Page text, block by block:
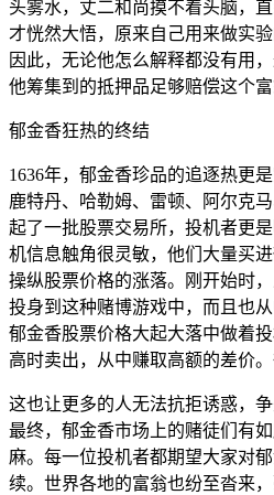
头雾水，丈二和尚摸不着头脑，
才恍然大悟，原来自己用来做实
因此，无论他怎么解释都没有用
他筹集到的抵押品足够赔偿这个
郁金香狂热的终结
1636年，郁金香珍品的追逐热更
鹿特丹、哈勒姆、雷顿、阿尔克
起了一批股票交易所，投机者更
机信息触角很灵敏，他们大量买
操纵股票价格的涨落。刚开始时
投身到这种赌博游戏中，而且也
郁金香股票价格大起大落中做着
高时卖出，从中赚取高额的差价。
这也让更多的人无法抗拒诱惑，
最终，郁金香市场上的赌徒们有
麻。每一位投机者都期望大家对
续。世界各地的富翁也纷至沓来